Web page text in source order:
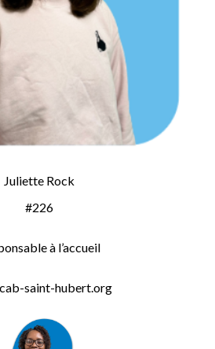
Juliette Rock
#226
à l’accueil
saint-hubert.org